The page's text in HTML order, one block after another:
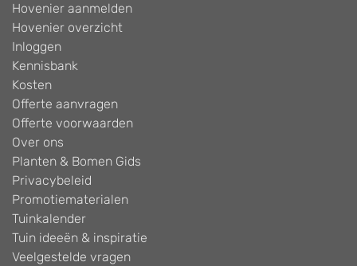
Hovenier aanmelden
Hovenier overzicht
Inloggen
Kennisbank
Kosten
Offerte aanvragen
Offerte voorwaarden
Over ons
Planten & Bomen Gids
Privacybeleid
Promotiematerialen
Tuinkalender
Tuin ideeën & inspiratie
Veelgestelde vragen